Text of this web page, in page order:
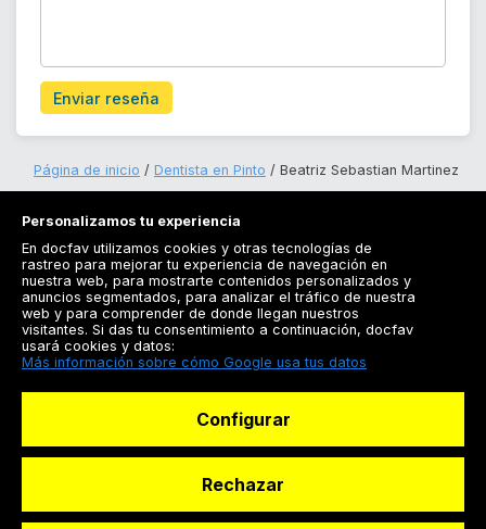
Enviar reseña
Página de inicio Dentista en Pinto Beatriz Sebastian Martinez
Registrarse
Docfav
Personalizamos tu experiencia
En docfav utilizamos cookies y otras tecnologías de
rastreo para mejorar tu experiencia de navegación en
nuestra web, para mostrarte contenidos personalizados y
anuncios segmentados, para analizar el tráfico de nuestra
web y para comprender de donde llegan nuestros
visitantes. Si das tu consentimiento a continuación, docfav
usará cookies y datos:
Más información sobre cómo Google usa tus datos
Configurar
Rechazar